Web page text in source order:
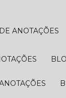
DE ANOTAÇÕES